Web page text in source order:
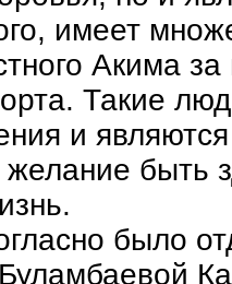
имеет
Акима
Такие
и
желание быть
было